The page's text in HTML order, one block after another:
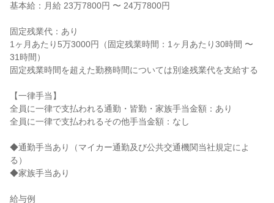
基本給：月給 23万7800円 〜 24万7800円
固定残業代：あり
1ヶ月あたり5万3000円（固定残業時間：1ヶ月あたり30時間 〜
31時間）
固定残業時間を超えた勤務時間については別途残業代を支給する
【一律手当】
全員に一律で支払われる通勤・皆勤・家族手当金額：あり
全員に一律で支払われるその他手当金額：なし
◆通勤手当あり（マイカー通勤及び公共交通機関当社規定によ
る）
◆家族手当あり
給与例